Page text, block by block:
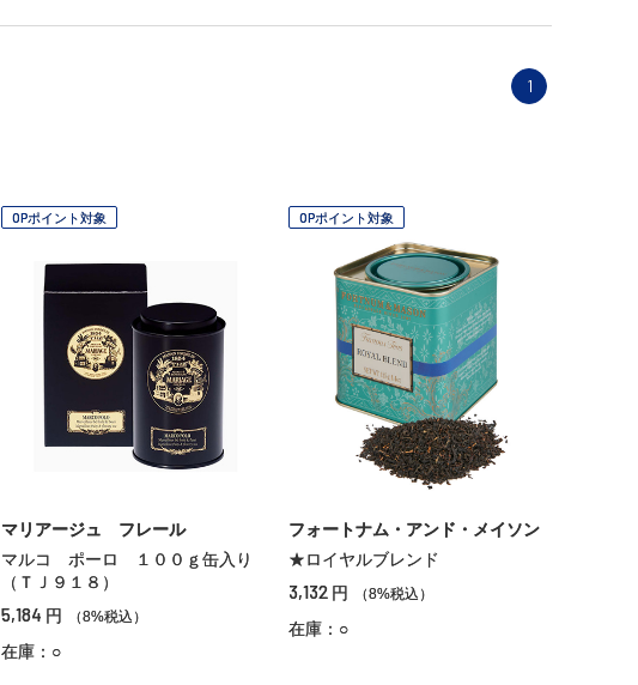
1
OPポイント対象
マリアージュ フレール
マルコ ポーロ １００ｇ缶入り
（ＴＪ９１８）
5,184 円 （8%税込）
在庫：○
OPポイント対象
フォートナム・アンド・メイソン
★ロイヤルブレンド
3,132 円 （8%税込）
在庫：○